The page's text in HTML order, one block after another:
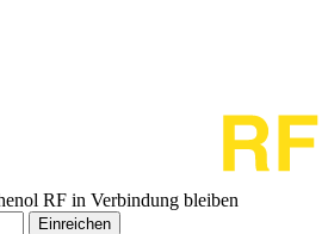
RF in Verbindung bleiben
Einreichen